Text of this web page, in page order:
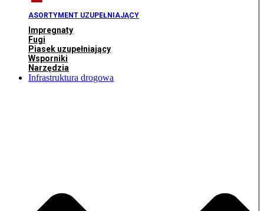
ASORTYMENT UZUPEŁNIAJĄCY
Impregnaty
Fugi
Piasek uzupełniający
Wsporniki
Narzędzia
Infrastruktura drogowa